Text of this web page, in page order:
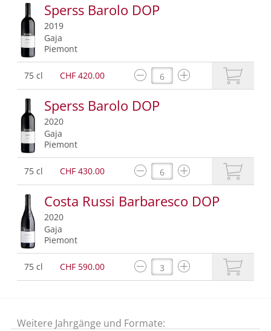
Sperss Barolo DOP
2019
Gaja
Piemont
75 cl CHF 420.00
Sperss Barolo DOP
2020
Gaja
Piemont
75 cl CHF 430.00
Costa Russi Barbaresco DOP
2020
Gaja
Piemont
75 cl CHF 590.00
Weitere Jahrgänge und Formate: